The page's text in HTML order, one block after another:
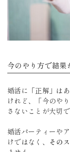
今のやり方で結果
婚活に「正解」はあ
けれど、「今のや
さないことが大切で
婚活パーティーや
けではなく、
その